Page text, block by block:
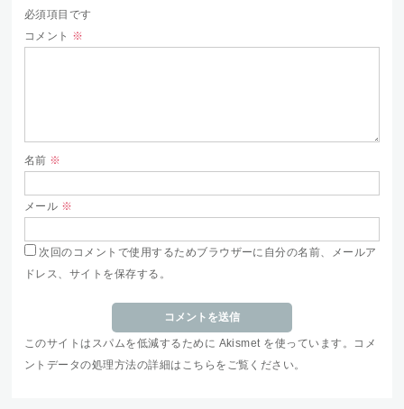
必須項目です
コメント ※
名前 ※
メール ※
次回のコメントで使用するためブラウザーに自分の名前、メールア
ドレス、サイトを保存する。
このサイトはスパムを低減するために Akismet を使っています。
コメ
ントデータの処理方法の詳細はこちらをご覧ください。